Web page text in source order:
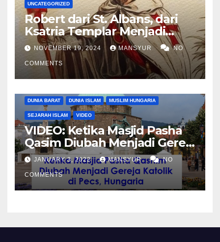
UNCATEGORIZED
Robert dari St. Albans, dari
Ksatria Templar Menjadi
Komandan Pasukan
Shalahuddin Merebut
Kembali Yerusalem
NOVEMBER 19, 2024 MANSYUR NO
COMMENTS
DUNIA BARAT DUNIA ISLAM MUSLIM HUNGARIA
SEJARAH ISLAM VIDEO
VIDEO: Ketika Masjid Pasha
Qasim Diubah Menjadi Gereja
Katolik di Pecs, Hungaria
JANUARY 3, 2022 MANSYUR NO
COMMENTS